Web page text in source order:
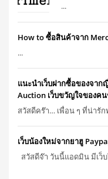
...
How to ซื้อสินค้าจาก
...
แนะนำเว็บฝากซื้อของจาก
Auction เว็บขวัญใจของค
สวัสดีคร๊า… เพื่อน ๆ ที่น่ารั
เว็บน้องใหม่จากยาฮู
สวัสดีจ๊า วันนี้แอดมิน มีเว็